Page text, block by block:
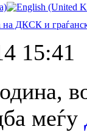
на ДКСК и
15:41
меѓу